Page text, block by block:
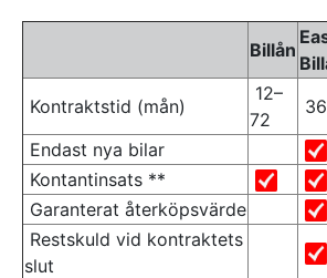
Billån
Kontraktstid (mån)
12–
72
36
Endast nya bilar
Kontantinsats **
Garanterat återköpsvärde
Restskuld vid kontraktets
slut